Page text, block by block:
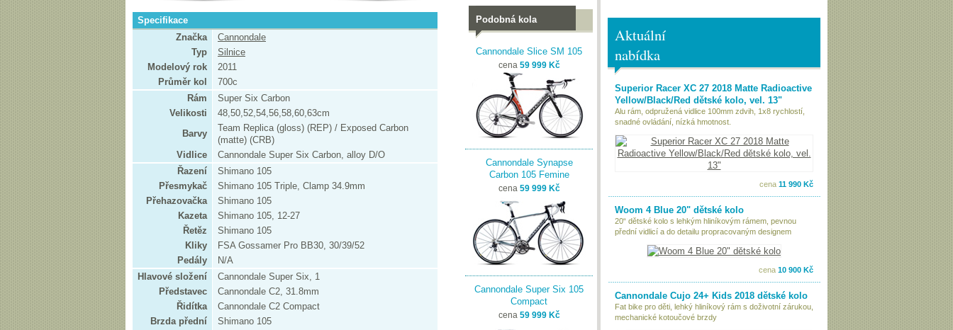
Specifikace
Značka
Cannondale
Typ
Silnice
Modelový rok
2011
Průměr kol
700c
Rám
Super Six Carbon
Velikosti
48,50,52,54,56,58,60,63cm
Barvy
Team Replica (gloss) (REP) / Exposed Carbon
(matte) (CRB)
Vidlice
Cannondale Super Six Carbon, alloy D/O
Řazení
Shimano 105
Přesmykač
Shimano 105 Triple, Clamp 34.9mm
Přehazovačka
Shimano 105
Kazeta
Shimano 105, 12-27
Řetěz
Shimano 105
Kliky
FSA Gossamer Pro BB30, 30/39/52
Pedály
N/A
Hlavové složení
Cannondale Super Six, 1
Představec
Cannondale C2, 31.8mm
Řidítka
Cannondale C2 Compact
Brzda přední
Shimano 105
Podobná kola
Cannondale Slice SM 105
cena 59 999 Kč
Cannondale Synapse
Carbon 105 Femine
cena 59 999 Kč
Cannondale Super Six 105
Compact
cena 59 999 Kč
Aktuální
nabídka
Superior Racer XC 27 2018 Matte Radioactive
Yellow/Black/Red dětské kolo, vel. 13"
Alu rám, odpružená vidlice 100mm zdvih, 1x8 rychlostí,
snadné ovládání, nízká hmotnost.
cena 11 990 Kč
Woom 4 Blue 20" dětské kolo
20“ dětské kolo s lehkým hliníkovým rámem, pevnou
přední vidlicí a do detailu propracovaným designem
cena 10 900 Kč
Cannondale Cujo 24+ Kids 2018 dětské kolo
Fat bike pro děti, lehký hliníkový rám s doživotní zárukou,
mechanické kotoučové brzdy